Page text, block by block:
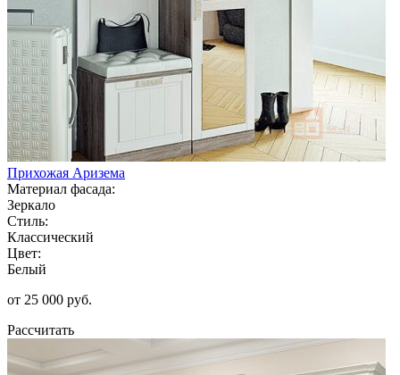
Прихожая Аризема
Материал фасада:
Зеркало
Стиль:
Классический
Цвет:
Белый
от 25 000 руб.
Рассчитать